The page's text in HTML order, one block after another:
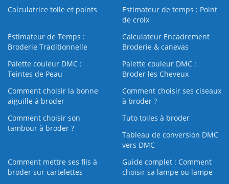
Calculatrice toile et points
Estimateur de temps : Point
de croix
Estimateur de Temps :
Broderie Traditionnelle
Calculateur Encadrement
Broderie & canevas
Palette couleur DMC :
Teintes de Peau
Palette couleur DMC :
Broder les Cheveux
Comment choisir la bonne
aiguille à broder
Comment choisir ses ciseaux
à broder ?
Comment choisir son
tambour à broder ?
Tuto toiles à broder
Tableau de conversion DMC
vers DMC
Comment mettre ses fils à
broder sur cartelettes
Guide complet : Comment
choisir sa lampe ou lampe